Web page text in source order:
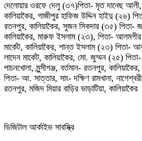
দেলোয়ার ওরফে দেলু (৩৭)পিতা- মৃত দানেছ আলী,
কালিয়াকৈর, গাজীপুর হাফিজ উদ্দিন হাইদু (২৬)
রতনপুর, কালিয়াকৈর, সুজন সিকদার (৩৫) পিতা-
কালিয়াকৈর, মারুফ ইসলাম (২৩), পিতা-
মার্কেট, কালিয়াকৈর, শান্ত ইসলাম (২৩) পিতা-
লাদেন মার্কেট, কালিয়াকৈর, মো. জুম্মন (২৫)
পাচনখোলা, মুন্সীগঞ্জ, বর্তমান- রতনপুর,
পিতা- আ. সাত্তার, সাং- দক্ষিণ রামখানা,
রতনপুর, মজিদ মিয়ার বাড়ির ভাড়াটিয়া, কালিয়াকৈর
ডিজিটাল আর্কাইভ সাবস্ক্রি